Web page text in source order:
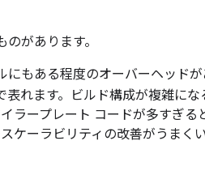
があります。
にもある程度のオーバーヘッド
表れます。ビルド構成が複雑にな
ラープレート コードが多すぎ
ケーラビリティの改善がうまく